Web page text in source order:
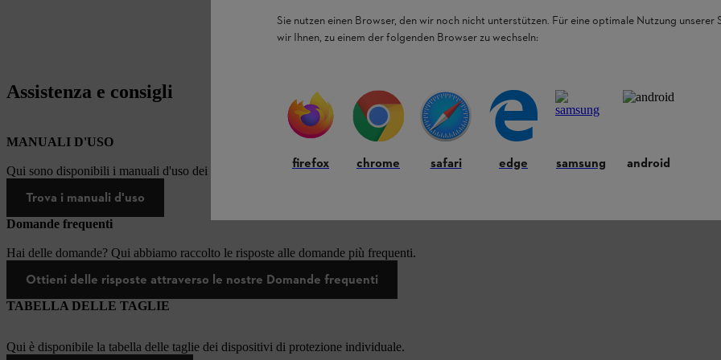
Assistenza e consigli
MANUALI D'USO
Qui sono disponibili i manuali d'uso dei prodotti STIHL.
Trova i manuali d'uso
Domande frequenti
Hai delle domande? Qui abbiamo raccolto le risposte alle domande più frequenti.
Ottieni delle risposte attraverso le nostre Domande frequenti
TABELLA DELLE TAGLIE
Qui è disponibile la tabella delle taglie dei dispositivi di protezione individuale.
Sie nutzen einen Browser, den wir noch nicht unterstützen. Für eine optimale Nutzung unserer
wir Ihnen, zu einem der folgenden Browser zu wechseln:
firefox chrome safari edge samsung android